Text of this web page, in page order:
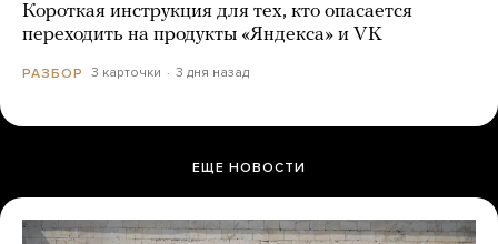
Короткая инструкция для тех, кто опасается
переходить на продукты «Яндекса» и VK
РАЗБОР 3 карточки 3 дня назад
ЕЩЕ НОВОСТИ